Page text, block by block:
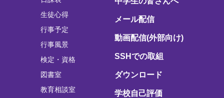
生徒心得
行事予定
行事風景
検定・資格
図書室
教育相談室
メール配信
動画配信(外部向け)
SSHでの取組
ダウンロード
学校自己評価